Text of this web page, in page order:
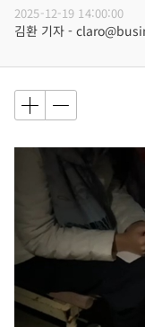
2025-12-19 14:00:00
김환 기자 -